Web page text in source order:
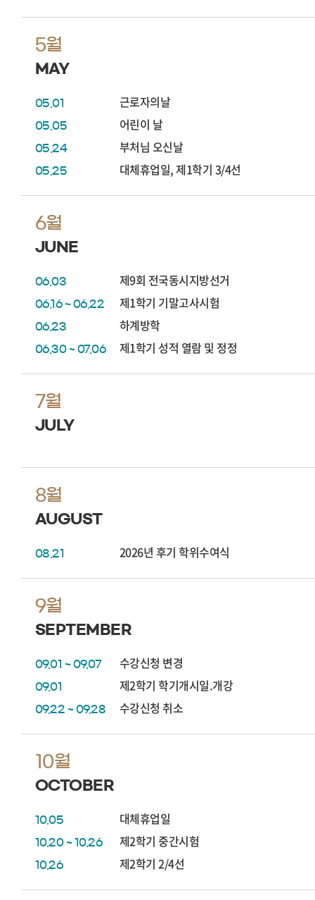
5월
MAY
05.01 근로자의날
05.05 어린이 날
05.24 부처님 오신날
05.25 대체휴업일, 제1학기 3/4선
6월
JUNE
06.03 제9회 전국동시지방선거
06.16 ~ 06.22 제1학기 기말고사시험
06.23 하계방학
06.30 ~ 07.06 제1학기 성적 열람 및 정정
7월
JULY
8월
AUGUST
08.21 2026년 후기 학위수여식
9월
SEPTEMBER
09.01 ~ 09.07 수강신청 변경
09.01 제2학기 학기개시일.개강
09.22 ~ 09.28 수강신청 취소
10월
OCTOBER
10.05 대체휴업일
10.20 ~ 10.26 제2학기 중간시험
10.26 제2학기 2/4선